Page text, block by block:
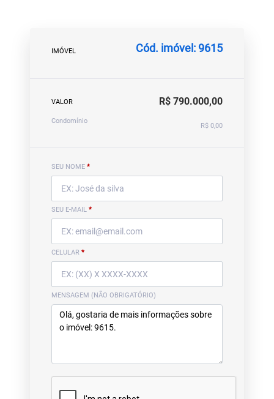
IMÓVEL Cód. imóvel: 9615
VALOR R$ 790.000,00
Condomínio
R$ 0,00
SEU NOME *
SEU E-MAIL *
CELULAR *
MENSAGEM (NÃO OBRIGATÓRIO)